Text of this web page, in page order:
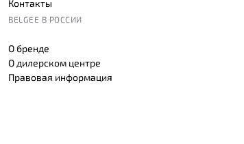
Контакты
BELGEE В РОССИИ
О бренде
О дилерском центре
Правовая информация